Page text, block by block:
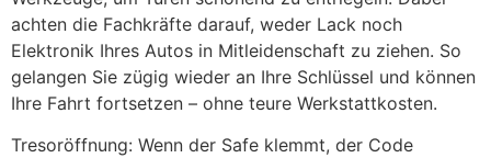
achten die Fachkräfte darauf, weder Lack noch
Elektronik Ihres Autos in Mitleidenschaft zu ziehen. So
gelangen Sie zügig wieder an Ihre Schlüssel und können
Ihre Fahrt fortsetzen – ohne teure Werkstattkosten.
Tresoröffnung: Wenn der Safe klemmt, der Code